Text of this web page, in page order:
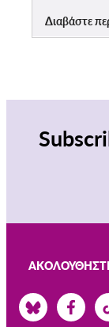
Διαβάστε